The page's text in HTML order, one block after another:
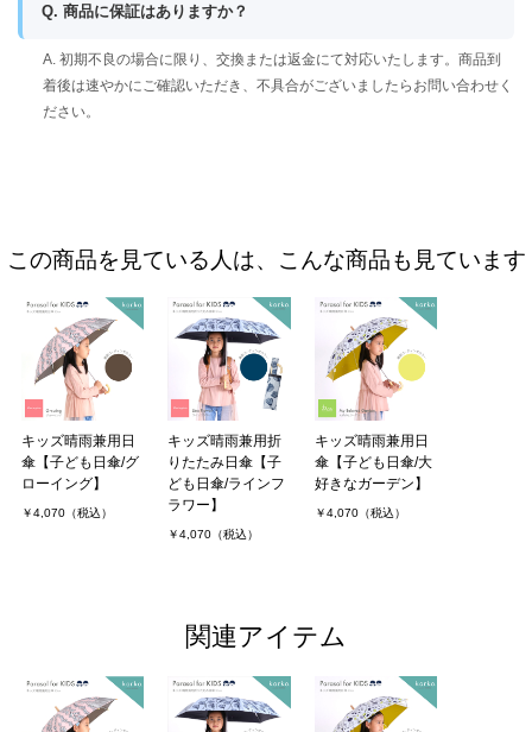
Q. 商品に保証はありますか？
A. 初期不良の場合に限り、交換または返金にて対応いたします。商品到
着後は速やかにご確認いただき、不具合がございましたらお問い合わせく
ださい。
この商品を見ている人は、こんな商品も見ています
キッズ晴雨兼用日
傘【子ども日傘/グ
ローイング】
￥4,070（税込）
キッズ晴雨兼用折
りたたみ日傘【子
ども日傘/ラインフ
ラワー】
￥4,070（税込）
キッズ晴雨兼用日
傘【子ども日傘/大
好きなガーデン】
￥4,070（税込）
関連アイテム